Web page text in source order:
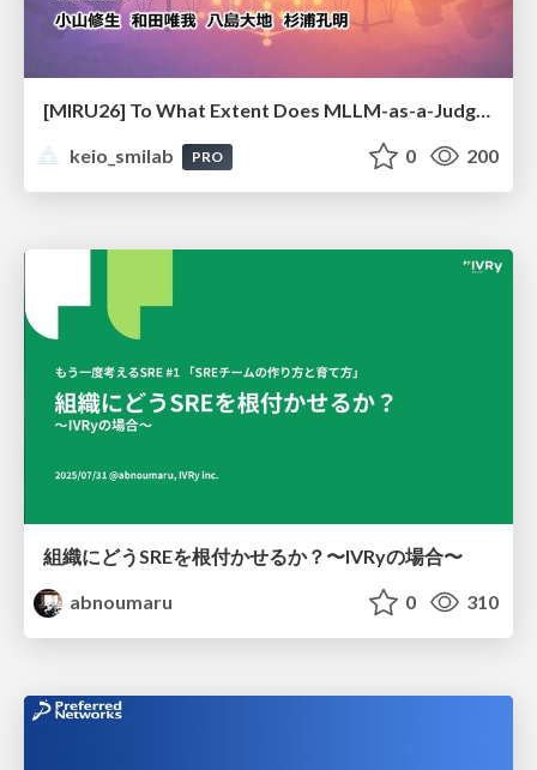
keio_smilab
PRO 0 200
組織にどうSREを根付かせるか？〜IVRyの場合〜
abnoumaru
0 310